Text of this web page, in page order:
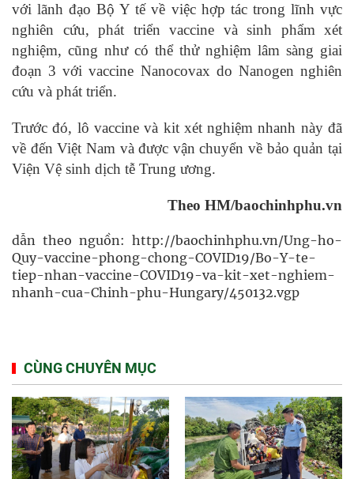
với lãnh đạo Bộ Y tế về việc hợp tác trong lĩnh vực
nghiên cứu, phát triển vaccine và sinh phẩm xét
nghiệm, cũng như có thể thử nghiệm lâm sàng giai
đoạn 3 với vaccine Nanocovax do Nanogen nghiên
cứu và phát triển.
Trước đó, lô vaccine và kit xét nghiệm nhanh này đã
về đến Việt Nam và được vận chuyển về bảo quản tại
Viện Vệ sinh dịch tễ Trung ương.
Theo HM/baochinhphu.vn
dẫn theo nguồn: http://baochinhphu.vn/Ung-ho-
Quy-vaccine-phong-chong-COVID19/Bo-Y-te-
tiep-nhan-vaccine-COVID19-va-kit-xet-nghiem-
nhanh-cua-Chinh-phu-Hungary/450132.vgp
CÙNG CHUYÊN MỤC